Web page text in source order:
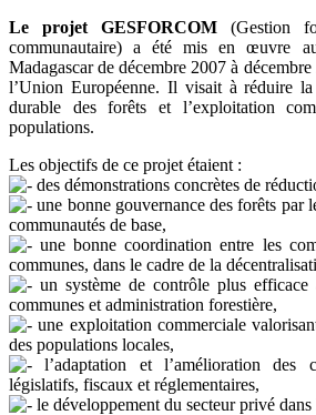
Le projet GESFORCOM (Gestion
communautaire) a été mis en œuvre
Madagascar de décembre 2007 à
l’Union Européenne. Il visait à réduire
durable des forêts et l’exploitation
populations.
Les objectifs de ce projet étaient :
des démonstrations concrètes de
une bonne gouvernance des forêts par
communautés de base,
une bonne coordination entre les
communes, dans le cadre de la
un système de contrôle plus efficace
communes et administration forestière,
une exploitation commerciale
des populations locales,
l’adaptation et l’amélioration des
législatifs, fiscaux et réglementaires,
le développement du secteur privé